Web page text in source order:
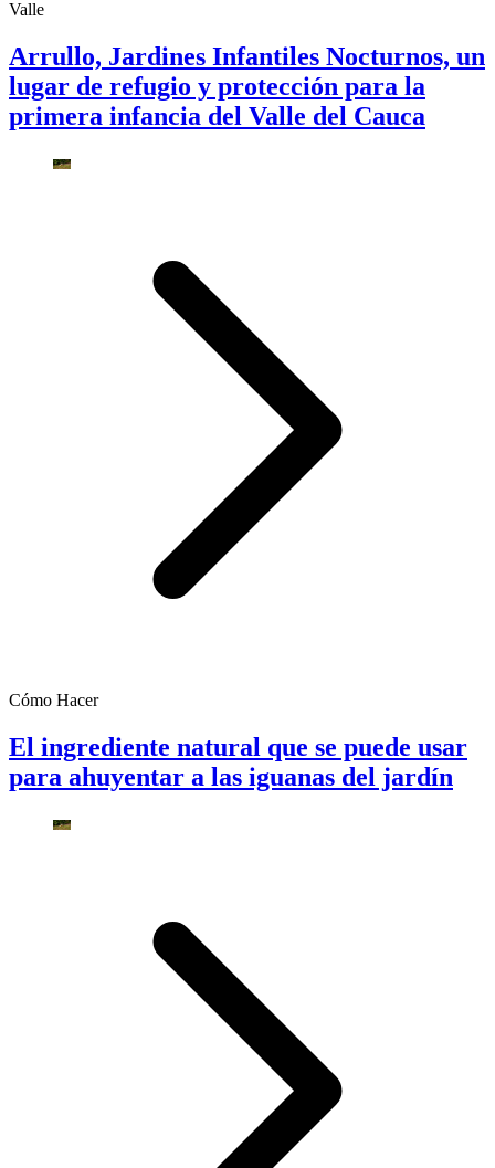
Valle
Arrullo, Jardines Infantiles Nocturnos, un
lugar de refugio y protección para la
primera infancia del Valle del Cauca
Cómo Hacer
El ingrediente natural que se puede usar
para ahuyentar a las iguanas del jardín